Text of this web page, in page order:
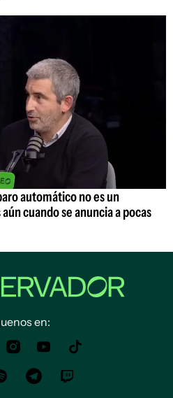
automático no es un
cuando se anuncia a pocas
en: